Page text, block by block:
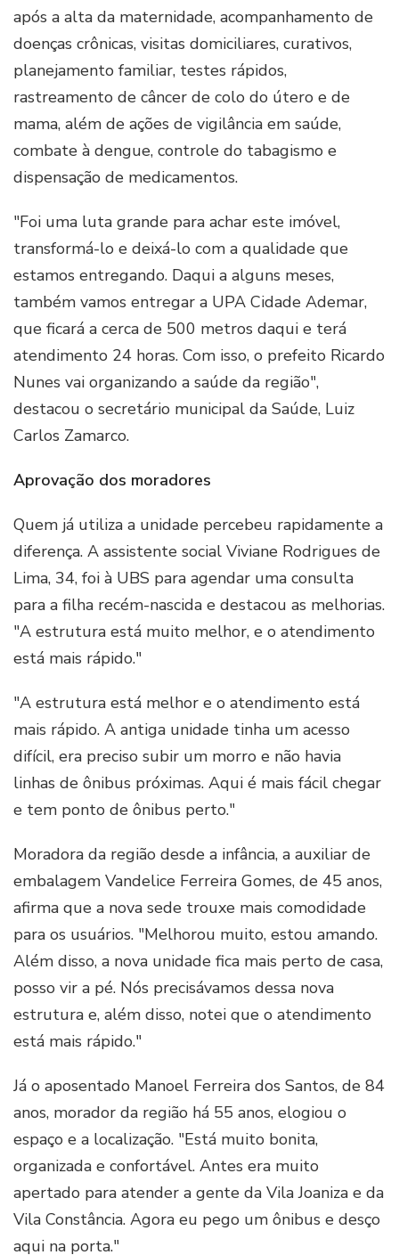
após a alta da maternidade, acompanhamento de
doenças crônicas, visitas domiciliares, curativos,
planejamento familiar, testes rápidos,
rastreamento de câncer de colo do útero e de
mama, além de ações de vigilância em saúde,
combate à dengue, controle do tabagismo e
dispensação de medicamentos.
"Foi uma luta grande para achar este imóvel,
transformá-lo e deixá-lo com a qualidade que
estamos entregando. Daqui a alguns meses,
também vamos entregar a UPA Cidade Ademar,
que ficará a cerca de 500 metros daqui e terá
atendimento 24 horas. Com isso, o prefeito Ricardo
Nunes vai organizando a saúde da região",
destacou o secretário municipal da Saúde, Luiz
Carlos Zamarco.
Aprovação dos moradores
Quem já utiliza a unidade percebeu rapidamente a
diferença. A assistente social Viviane Rodrigues de
Lima, 34, foi à UBS para agendar uma consulta
para a filha recém-nascida e destacou as melhorias.
"A estrutura está muito melhor, e o atendimento
está mais rápido."
"A estrutura está melhor e o atendimento está
mais rápido. A antiga unidade tinha um acesso
difícil, era preciso subir um morro e não havia
linhas de ônibus próximas. Aqui é mais fácil chegar
e tem ponto de ônibus perto."
Moradora da região desde a infância, a auxiliar de
embalagem Vandelice Ferreira Gomes, de 45 anos,
afirma que a nova sede trouxe mais comodidade
para os usuários. "Melhorou muito, estou amando.
Além disso, a nova unidade fica mais perto de casa,
posso vir a pé. Nós precisávamos dessa nova
estrutura e, além disso, notei que o atendimento
está mais rápido."
Já o aposentado Manoel Ferreira dos Santos, de 84
anos, morador da região há 55 anos, elogiou o
espaço e a localização. "Está muito bonita,
organizada e confortável. Antes era muito
apertado para atender a gente da Vila Joaniza e da
Vila Constância. Agora eu pego um ônibus e desço
aqui na porta."